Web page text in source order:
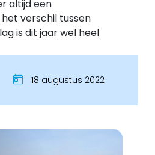
altijd een
verschil tussen
is dit jaar wel heel
18 augustus 2022